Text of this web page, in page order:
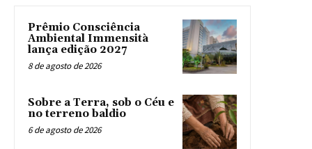
Prêmio Consciência
Ambiental Immensità
lança edição 2027
8 de agosto de 2026
Sobre a Terra, sob o Céu e
no terreno baldio
6 de agosto de 2026